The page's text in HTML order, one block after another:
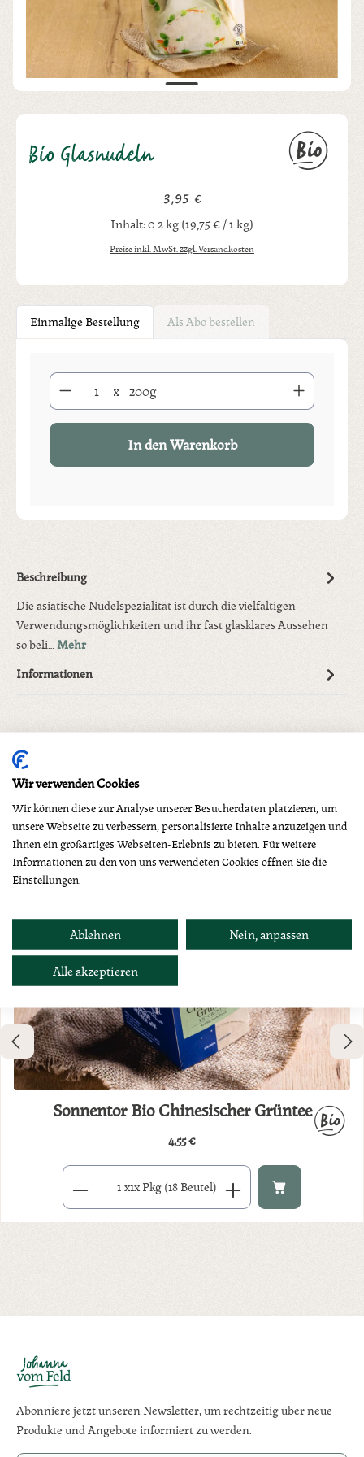
Wir verwenden Cookies
Wir können diese zur Analyse unserer Besucherdaten platzieren, um
unsere Webseite zu verbessern, personalisierte Inhalte anzuzeigen und
Ihnen ein großartiges Webseiten-Erlebnis zu bieten. Für weitere
Informationen zu den von uns verwendeten Cookies öffnen Sie die
Einstellungen.
Ablehnen Nein, anpassen
Alle akzeptieren
Bio Glasnudeln
Regulärer Preis:
3,95 €
Inhalt:0.2 kg(19,75 € / 1 kg)
Preise inkl. MwSt. zzgl. Versandkosten
Einmalige Bestellung Als Abo bestellen
Produkt Anzahl: Gib den gewünschten Wert ein oder benutze
x 200g
In den Warenkorb
Beschreibung
Die asiatische Nudelspezialität ist durch die vielfältigen
Verwendungsmöglichkeiten und ihr fast glasklares Aussehen
so beli…Mehr
Informationen
Produktgalerie überspringen
Dazu empfehlen wir
Sonnentor Bio Chinesischer Grüntee
Regulärer Preis:
4,55 €
Produkt Anzahl: Gib den gewünschten Wert ein oder benutze
x1x Pkg (18 Beutel)
Abonniere jetzt unseren Newsletter, um rechtzeitig über neue
Produkte und Angebote informiert zu werden.